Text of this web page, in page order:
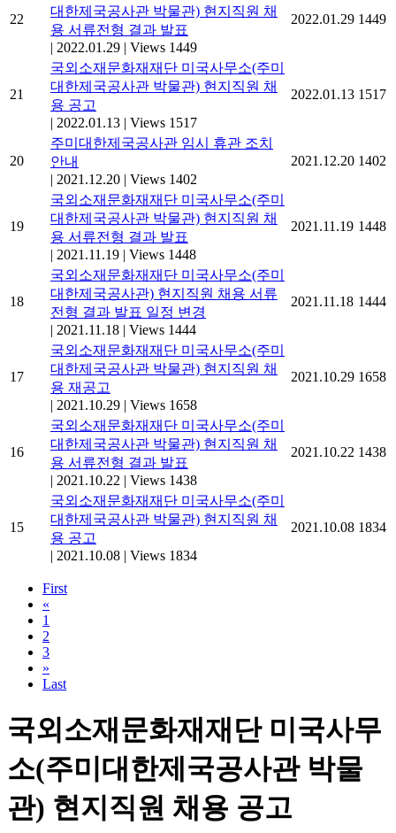
22
대한제국공사관 박물관) 현지직원 채
용 서류전형 결과 발표
| 2022.01.29 | Views 1449
2022.01.29 1449
21
국외소재문화재재단 미국사무소(주미
대한제국공사관 박물관) 현지직원 채
용 공고
| 2022.01.13 | Views 1517
2022.01.13 1517
20
주미대한제국공사관 임시 휴관 조치
안내
| 2021.12.20 | Views 1402
2021.12.20 1402
19
국외소재문화재재단 미국사무소(주미
대한제국공사관 박물관) 현지직원 채
용 서류전형 결과 발표
| 2021.11.19 | Views 1448
2021.11.19 1448
18
국외소재문화재재단 미국사무소(주미
대한제국공사관) 현지직원 채용 서류
전형 결과 발표 일정 변경
| 2021.11.18 | Views 1444
2021.11.18 1444
17
국외소재문화재재단 미국사무소(주미
대한제국공사관 박물관) 현지직원 채
용 재공고
| 2021.10.29 | Views 1658
2021.10.29 1658
16
국외소재문화재재단 미국사무소(주미
대한제국공사관 박물관) 현지직원 채
용 서류전형 결과 발표
| 2021.10.22 | Views 1438
2021.10.22 1438
15
국외소재문화재재단 미국사무소(주미
대한제국공사관 박물관) 현지직원 채
용 공고
| 2021.10.08 | Views 1834
2021.10.08 1834
First
«
1
2
3
»
Last
국외소재문화재재단 미국사무
소(주미대한제국공사관 박물
관) 현지직원 채용 공고